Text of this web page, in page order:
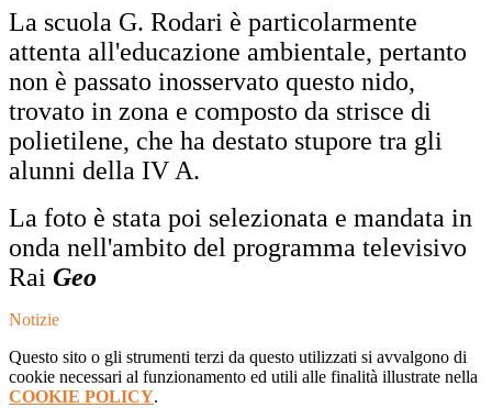
La scuola G. Rodari è particolarmente
attenta all'educazione ambientale, pertanto
non è passato inosservato questo nido,
trovato in zona e composto da strisce di
polietilene, che ha destato stupore tra gli
alunni della IV A.
La foto è stata poi selezionata e mandata in
onda nell'ambito del programma televisivo
Rai Geo
Notizie
Questo sito o gli strumenti terzi da questo utilizzati si avvalgono di
cookie necessari al funzionamento ed utili alle finalità illustrate nella
COOKIE POLICY.